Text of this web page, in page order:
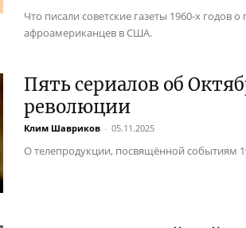
Что писали советские газеты 1960-х годов
афроамериканцев в США.
Пять сериалов об
революции
Клим Шавриков - 05.11.2025
О телепродукции, посвящённой событиям